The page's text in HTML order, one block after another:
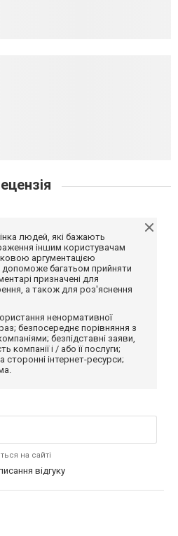
людей, які бажають
іншим користувачам
аргументацією
допоможе багатьом прийняти
призначені для
а також для роз'яснення
ненормативної
безпосереднє порівняння з
безпідставні заяви,
компанії і / або її послуги;
інтернет-ресурси;
на сайті
відгуку